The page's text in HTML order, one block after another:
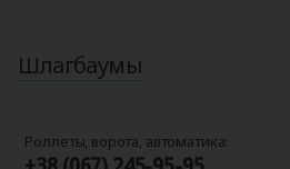
Шлагбаумы
Роллеты, ворота, автоматика: